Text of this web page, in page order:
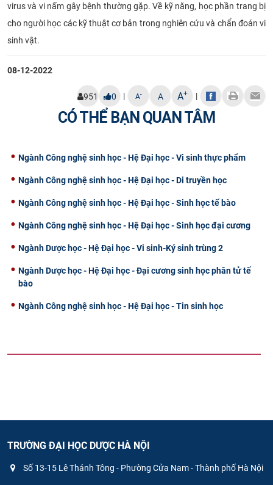
virus và vi nấm gây bệnh thường gặp. Về kỹ năng, học phần trang bị
cho người học các kỹ thuật cơ bản trong nghiên cứu và chẩn đoán vi
sinh vật.
08-12-2022
951 0 | A- A A+ |
CÓ THỂ BẠN QUAN TÂM
Ngành Công nghệ sinh học - Hệ Đại học - Vi sinh thực phẩm
Ngành Công nghệ sinh học - Hệ Đại học - Di truyền học
Ngành Công nghệ sinh học - Hệ Đại học - Sinh học tế bào
Ngành Công nghệ sinh học - Hệ Đại học - Sinh học đại cương
Ngành Dược học - Hệ Đại học - Vi sinh-Ký sinh trùng 2
Ngành Dược học - Hệ Đại học - Đại cương sinh học phân tử tế
bào
Ngành Công nghệ sinh học - Hệ Đại học - Tin sinh học
TRƯỜNG ĐẠI HỌC DƯỢC HÀ NỘI
Số 13-15 Lê Thánh Tông - Phường Cửa Nam - Thành phố Hà Nội